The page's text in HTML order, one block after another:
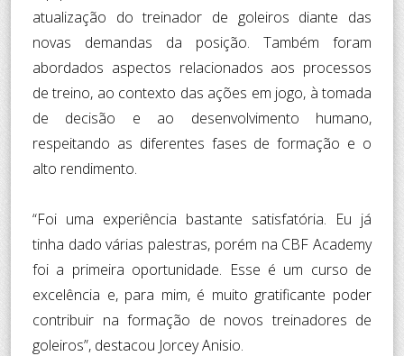
atualização do treinador de goleiros diante das
novas demandas da posição. Também foram
abordados aspectos relacionados aos processos
de treino, ao contexto das ações em jogo, à tomada
de decisão e ao desenvolvimento humano,
respeitando as diferentes fases de formação e o
alto rendimento.
“Foi uma experiência bastante satisfatória. Eu já
tinha dado várias palestras, porém na CBF Academy
foi a primeira oportunidade. Esse é um curso de
excelência e, para mim, é muito gratificante poder
contribuir na formação de novos treinadores de
goleiros”, destacou Jorcey Anisio.